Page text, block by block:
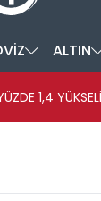
ALTIN
1,4